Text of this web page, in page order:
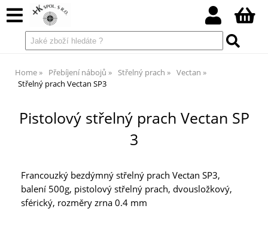
Home Přebíjení nábojů Střelný prach
Vectan
Střelný prach Vectan SP3
Pistolový střelný prach Vectan SP
3
Francouzký bezdýmný střelný prach Vectan SP3,
balení 500g, pistolový střelný prach, dvousložkový,
sférický, rozměry zrna 0.4 mm